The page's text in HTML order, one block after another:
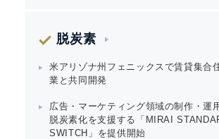
脱炭素
米アリゾナ州フェニックスで賃貸集合
業と共同開発
広告・マーケティング領域の制作・運
脱炭素化を支援する「MIRAI
SWITCH」を提供開始